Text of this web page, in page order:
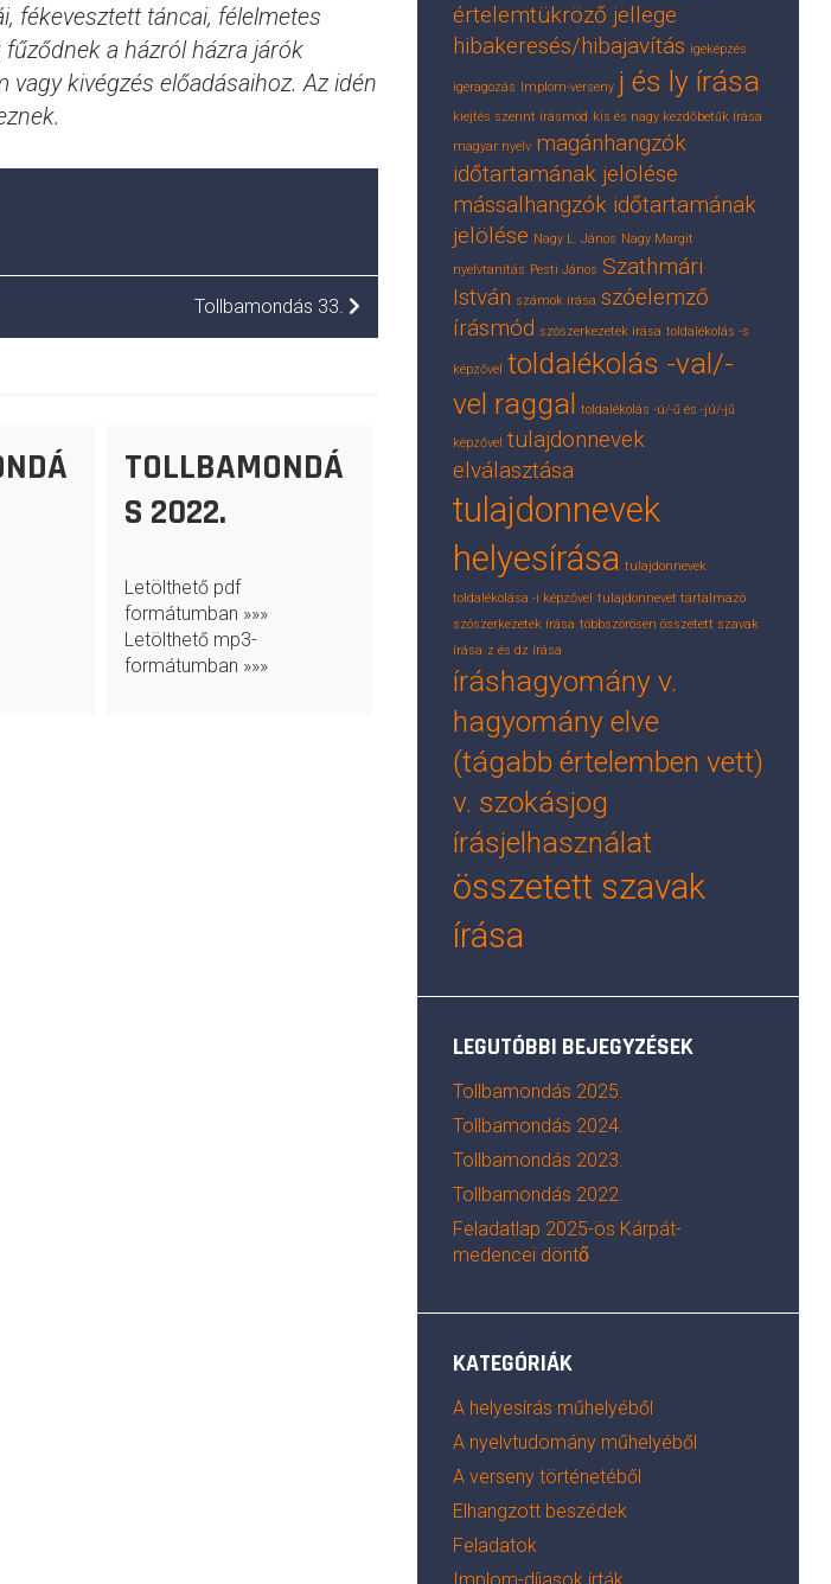
fékevesztett táncai, félelmetes
a házról házra járók
kivégzés előadásaihoz. Az idén
Tollbamondás 33.
TOLLBAMONDÁ
S 2022.
Letölthető pdf
formátumban »»»
Letölthető mp3-
formátumban »»»
értelemtükröző jellege
hibakeresés/hibajavítás igeképzés
igeragozás Implom-verseny j és ly írása
kiejtés szerint írásmód kis és nagy kezdőbetűk írása
magyar nyelv magánhangzók
időtartamának jelölése
mássalhangzók időtartamának
jelölése Nagy L. János Nagy Margit
nyelvtanítás Pesti János Szathmári
István számok írása szóelemző
írásmód szószerkezetek írása toldalékolás -s
képzővel toldalékolás -val/-
vel raggal toldalékolás -ú/-ű és -jú/-jű
képzővel tulajdonnevek
elválasztása
tulajdonnevek
helyesírása tulajdonnevek
toldalékolása -i képzővel tulajdonnevet tartalmazó
szószerkezetek írása többszörösen összetett szavak
írása z és dz írása
íráshagyomány v.
hagyomány elve
(tágabb értelemben vett)
v. szokásjog
írásjelhasználat
összetett szavak
írása
LEGUTÓBBI BEJEGYZÉSEK
Tollbamondás 2025.
Tollbamondás 2024.
Tollbamondás 2023.
Tollbamondás 2022.
Feladatlap 2025-ös Kárpát-
medencei döntő
KATEGÓRIÁK
A helyesírás műhelyéből
A nyelvtudomány műhelyéből
A verseny történetéből
Elhangzott beszédek
Feladatok